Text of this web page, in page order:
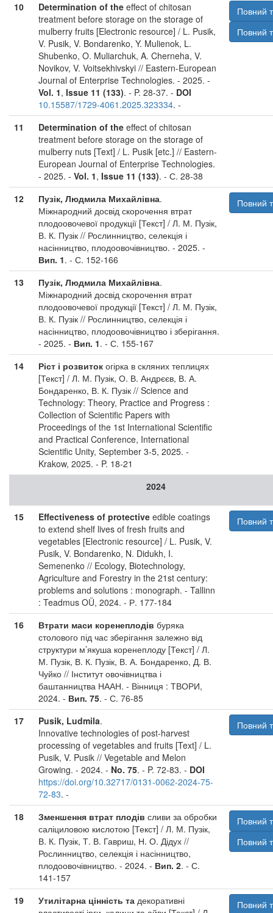
10
Determination of the effect of chitosan
treatment before storage on the storage of
mulberry fruits [Electronic resource] / L. Pusik,
V. Pusik, V. Bondarenko, Y. Mulienok, L.
Shubenko, O. Muliarchuk, A. Cherneha, V.
Novikov, V. Voitsekhivskyi // Eastern-European
Journal of Enterprise Technologies. - 2025. -
Vol. 1, Issue 11 (133). - P. 28-37. - DOI
10.15587/1729-4061.2025.323334. -
Повний
Повний
11 Determination of the effect of chitosan
treatment before storage on the storage of
mulberry nuts [Text] / L. Pusik [etc.] // Eastern-
European Journal of Enterprise Technologies.
- 2025. - Vol. 1, Issue 11 (133). - С. 28-38
12
Пузік, Людмила Михайлівна.
Міжнародний досвід скорочення втрат
плодоовочевої продукції [Текст] / Л. М. Пузік,
В. К. Пузік // Рослинництво, селекція і
насінництво, плодоовочівництво. - 2025. -
Вип. 1. - С. 152-166
Повний
13 Пузік, Людмила Михайлівна.
Міжнародний досвід скорочення втрат
плодоовочевої продукції [Текст] / Л. М. Пузік,
В. К. Пузік // Рослинництво, селекція і
насінництво, плодоовочівництво і зберігання.
- 2025. - Вип. 1. - С. 155-167
14
Ріст і розвиток огірка в скляних теплицях
[Текст] / Л. М. Пузік, О. В. Андрєєв, В. А.
Бондаренко, В. К. Пузік // Science and
Technology: Theory, Practice and Progress :
Collection of Scientific Papers with
Proceedings of the 1st International Scientific
and Practical Conference, International
Scientific Unity, September 3-5, 2025. -
Krakow, 2025. - P. 18-21
2024
15 Effectiveness of protective edible coatings
to extend shelf lives of fresh fruits and
vegetables [Electronic resource] / L. Pusik, V.
Pusik, V. Bondarenko, N. Didukh, I.
Semenenko // Ecology, Biotechnology,
Agriculture and Forestry in the 21st century:
problems and solutions : monograph. - Tallinn
: Teadmus OÜ, 2024. - Р. 177-184
Повний
16 Втрати маси коренеплодів буряка
столового під час зберігання залежно від
структури м’якуша коренеплоду [Текст] / Л.
М. Пузік, В. К. Пузік, В. А. Бондаренко, Д. В.
Чуйко // Інститут овочівництва і
баштанництва НААН. - Вінниця : ТВОРИ,
2024. - Вип. 75. - С. 76-85
17
Pusik, Ludmila.
Innovative technologies of post-harvest
processing of vegetables and fruits [Text] / L.
Pusik, V. Pusik // Vegetable and Melon
Growing. - 2024. - No. 75. - P. 72-83. - DOI
https://doi.org/10.32717/0131-0062-2024-75-
72-83. -
Повний
18 Зменшення втрат плодів сливи за обробки
саліциловою кислотою [Текст] / Л. М. Пузік,
В. К. Пузік, Т. В. Гавриш, Н. О. Дідух //
Рослинництво, селекція і насінництво,
плодоовочівництво. - 2024. - Вип. 2. - С.
141-157
Повний
Повний
19 Утилітарна цінність та декоративні
Повний